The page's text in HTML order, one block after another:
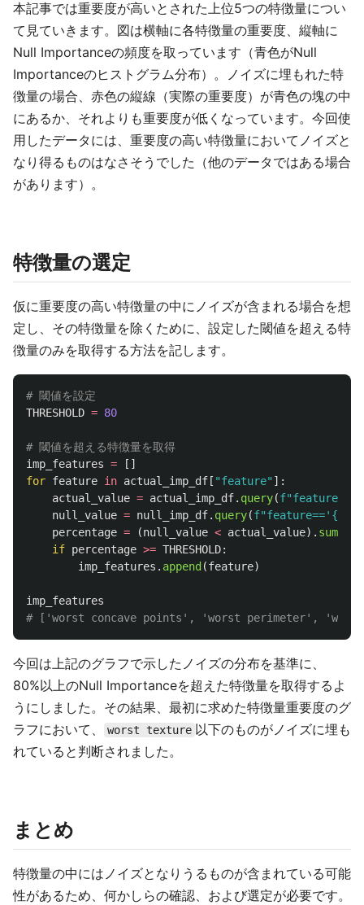
本記事では重要度が高いとされた上位5つの特徴量につい
て見ていきます。図は横軸に各特徴量の重要度、縦軸に
Null Importanceの頻度を取っています（青色がNull
Importanceのヒストグラム分布）。ノイズに埋もれた特
徴量の場合、赤色の縦線（実際の重要度）が青色の塊の中
にあるか、それよりも重要度が低くなっています。今回使
用したデータには、重要度の高い特徴量においてノイズと
なり得るものはなさそうでした（他のデータではある場合
があります）。
特徴量の選定
仮に重要度の高い特徴量の中にノイズが含まれる場合を想
定し、その特徴量を除くために、設定した閾値を超える特
徴量のみを取得する方法を記します。
THRESHOLD = 80
imp_features =
[]
for feature in actual_imp_df [ "feature" ]:
actual_value = actual_imp_df. query(f"feature==
null_value = null_imp_df. query(f"feature==' {
percentage = (null_value < actual_value). sum
if percentage >= THRESHOLD:
imp_features . append (feature)
imp_features
今回は上記のグラフで示したノイズの分布を基準に、
80%以上のNull Importanceを超えた特徴量を取得するよ
うにしました。その結果、最初に求めた特徴量重要度のグ
ラフにおいて、
worst texture 以下のものがノイズに埋も
れていると判断されました。
まとめ
特徴量の中にはノイズとなりうるものが含まれている可能
性があるため、何かしらの確認、および選定が必要です。